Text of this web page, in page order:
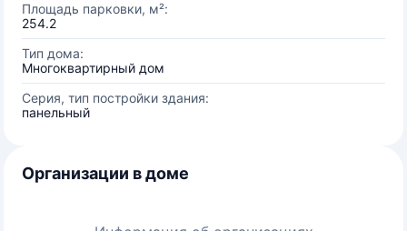
Площадь парковки, м²:
254.2
Тип дома:
Многоквартирный дом
Серия, тип постройки здания:
панельный
Организации в доме